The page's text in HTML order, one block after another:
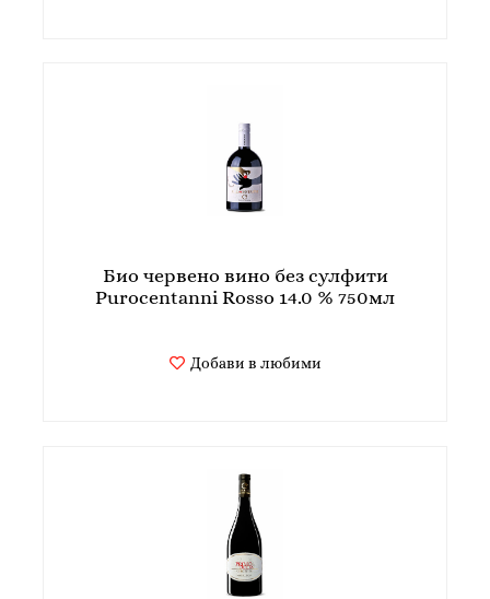
Био червено вино без сулфити
Purocentanni Rosso 14.0 % 750мл
Добави в любими